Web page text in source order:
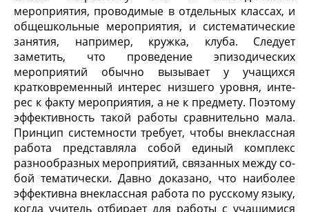
мероприятия, проводимые в от­дельных классах, и
общешкольные мероприятия, и система­тические
занятия, например, кружка, клуба. Следует
заметить, что проведение эпизодических
мероприятий обычно вызывает у учащихся
кратковременный интерес низшего уровня, инте­
рес к факту мероприятия, а не к предмету. Поэтому
эффектив­ность такой работы сравнительно мала.
Принцип системности требует, чтобы внеклассная
работа представляла собой единый комплекс
разнообразных мероприятий, связанных между со­
бой тематически. Давно доказано, что наиболее
эффективна внеклассная работа по русскому языку,
когда учитель отбира­ет для работы с учащимися